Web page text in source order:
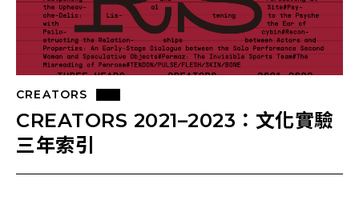
CREATORS
CREATORS 2021–2023：文化實驗
三年索引